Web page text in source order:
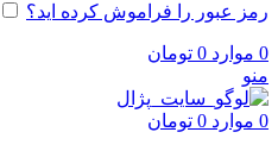
رمز عبور را فراموش کرده اید؟
0 موارد 0 تومان
منو
0 موارد 0 تومان